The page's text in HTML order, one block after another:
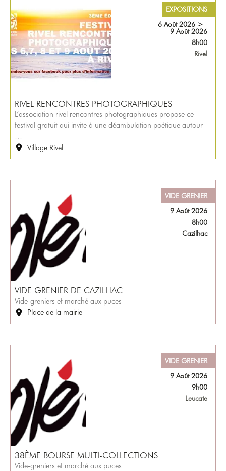
EXPOSITIONS
6 Août 2026 >
9 Août 2026
8h00
Rivel
RIVEL RENCONTRES PHOTOGRAPHIQUES
L’association rivel rencontres photographiques propose ce
festival gratuit qui invite à une déambulation poétique autour
…
Village Rivel
VIDE GRENIER
9 Août 2026
8h00
Cazilhac
VIDE GRENIER DE CAZILHAC
Vide-greniers et marché aux puces
Place de la mairie
VIDE GRENIER
9 Août 2026
9h00
Leucate
38ÈME BOURSE MULTI-COLLECTIONS
Vide-greniers et marché aux puces